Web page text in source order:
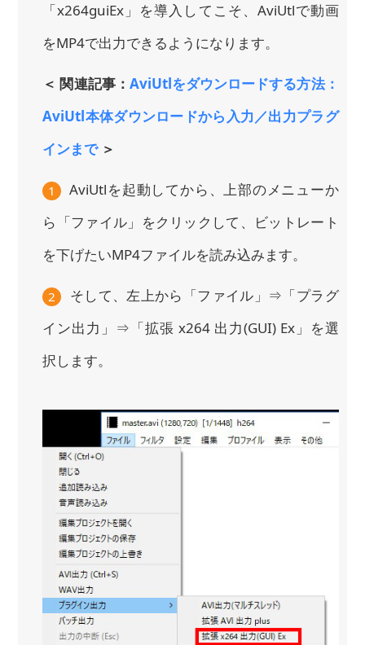
「x264guiEx」を導入してこそ、AviUtlで動画
をMP4で出力できるようになります。
＜ 関連記事： AviUtlをダウンロードする方法：
AviUtl本体ダウンロードから入力／出力プラグ
インまで＞
1
AviUtlを起動してから、上部のメニューか
ら「ファイル」をクリックして、ビットレート
を下げたいMP4ファイルを読み込みます。
2
そして、左上から「ファイル」⇒「プラグ
イン出力」⇒「拡張 x264 出力(GUI) Ex」を選
択します。